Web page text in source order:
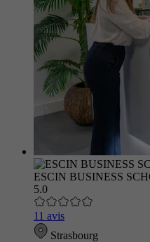
ESCIN BUSINESS
5.0
11 avis
Strasbourg